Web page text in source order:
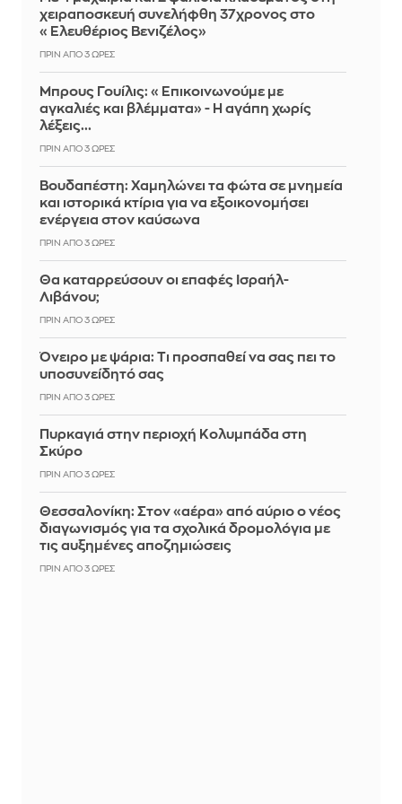
χειραποσκευή συνελήφθη 37χρονος στο
«Ελευθέριος Βενιζέλος»
ΠΡΙΝ ΑΠΌ 3 ΏΡΕΣ
Μπρους Γουίλις: «Επικοινωνούμε με
αγκαλιές και βλέμματα» - Η αγάπη χωρίς
λέξεις...
ΠΡΙΝ ΑΠΌ 3 ΏΡΕΣ
Βουδαπέστη: Χαμηλώνει τα φώτα σε μνημεία
και ιστορικά κτίρια για να εξοικονομήσει
ενέργεια στον καύσωνα
ΠΡΙΝ ΑΠΌ 3 ΏΡΕΣ
Θα καταρρεύσουν οι επαφές Ισραήλ-
Λιβάνου;
ΠΡΙΝ ΑΠΌ 3 ΏΡΕΣ
Όνειρο με ψάρια: Τι προσπαθεί να σας πει το
υποσυνείδητό σας
ΠΡΙΝ ΑΠΌ 3 ΏΡΕΣ
Πυρκαγιά στην περιοχή Κολυμπάδα στη
Σκύρο
ΠΡΙΝ ΑΠΌ 3 ΏΡΕΣ
Θεσσαλονίκη: Στον «αέρα» από αύριο ο νέος
διαγωνισμός για τα σχολικά δρομολόγια με
τις αυξημένες αποζημιώσεις
ΠΡΙΝ ΑΠΌ 3 ΏΡΕΣ